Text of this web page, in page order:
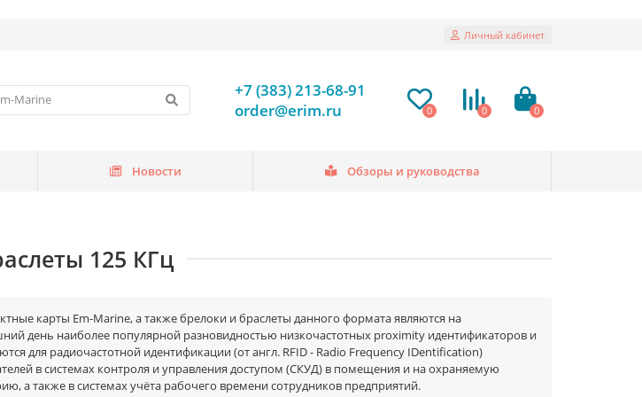
Личный кабинет
+7 (383) 213-68-91
order@erim.ru
0 0 0
Новости Обзоры и руководства
125 КГц
карты Em-Marine, а также брелоки и браслеты данного формата являются на
день наиболее популярной разновидностью низкочастотных proximity идентификаторов и
для радиочастотной идентификации (от англ. RFID - Radio Frequency IDentification)
в системах контроля и управления доступом (СКУД) в помещения и на охраняемую
а также в системах учёта рабочего времени сотрудников предприятий.